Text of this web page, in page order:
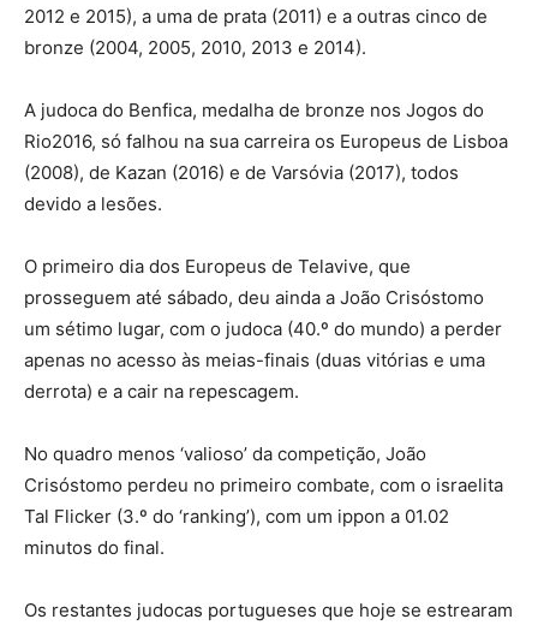
2012 e 2015), a uma de prata (2011) e a outras cinco de
bronze (2004, 2005, 2010, 2013 e 2014).
A judoca do Benfica, medalha de bronze nos Jogos do
Rio2016, só falhou na sua carreira os Europeus de Lisboa
(2008), de Kazan (2016) e de Varsóvia (2017), todos
devido a lesões.
O primeiro dia dos Europeus de Telavive, que
prosseguem até sábado, deu ainda a João Crisóstomo
um sétimo lugar, com o judoca (40.º do mundo) a perder
apenas no acesso às meias-finais (duas vitórias e uma
derrota) e a cair na repescagem.
No quadro menos ‘valioso’ da competição, João
Crisóstomo perdeu no primeiro combate, com o israelita
Tal Flicker (3.º do ‘ranking’), com um ippon a 01.02
minutos do final.
Os restantes judocas portugueses que hoje se estrearam